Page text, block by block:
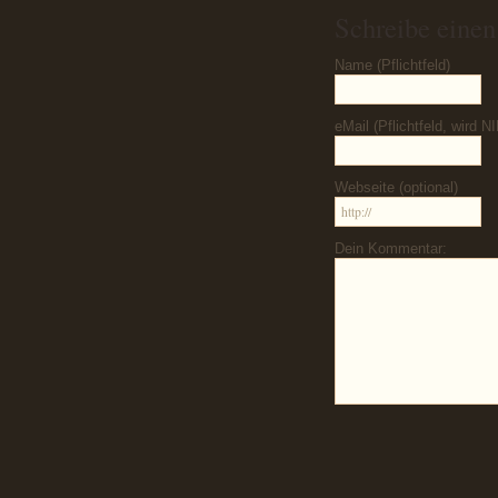
Name (Pflichtfeld)
eMail (Pflichtfeld, wird
Webseite (optional)
Dein Kommentar: